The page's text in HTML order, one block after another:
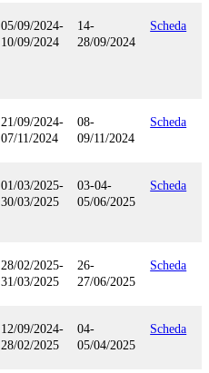
05/09/2024-
10/09/2024
14-
28/09/2024
Scheda
21/09/2024-
07/11/2024
08-
09/11/2024
Scheda
01/03/2025-
30/03/2025
03-04-
05/06/2025
Scheda
28/02/2025-
31/03/2025
26-
27/06/2025
Scheda
12/09/2024-
28/02/2025
04-
05/04/2025
Scheda